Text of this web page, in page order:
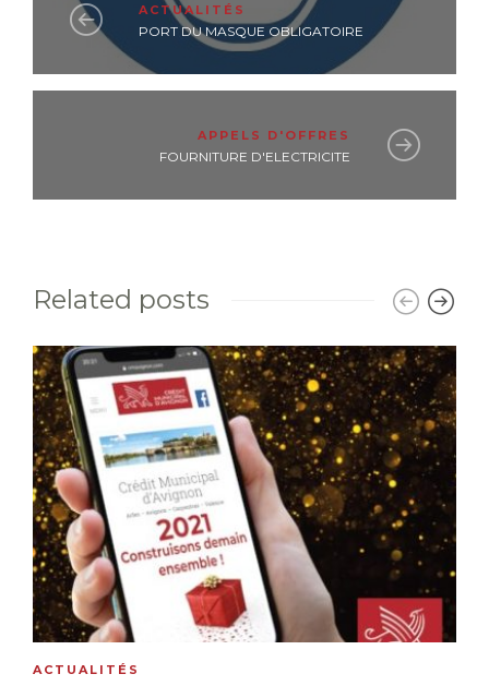
ACTUALITÉS
PORT DU MASQUE OBLIGATOIRE
APPELS D'OFFRES
FOURNITURE D'ELECTRICITE
Related posts
ACTUALITÉS